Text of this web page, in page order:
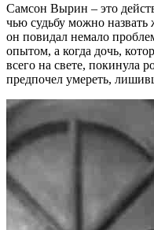
Самсон Вырин – это
чью судьбу можно назвать
он повидал немало
опытом, а когда дочь,
всего на свете, покинула
предпочел умереть,